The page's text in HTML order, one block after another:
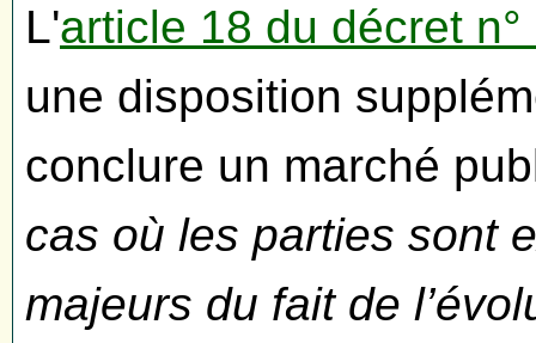
L'article 18 du décret
une disposition
conclure un marché
cas où les parties sont
majeurs du fait de